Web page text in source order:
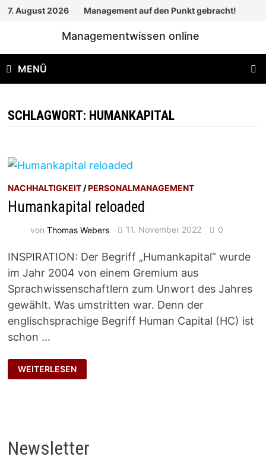
Zum
7. August 2026 Management auf den Punkt gebracht!
Managementwissen online
MENÜ
SCHLAGWORT: HUMANKAPITAL
NACHHALTIGKEIT /PERSONALMANAGEMENT
Humankapital reloaded
vonThomas Webers 11. November 2022 0
INSPIRATION: Der Begriff „Humankapital“ wurde
im Jahr 2004 von einem Gremium aus
Sprachwissenschaftlern zum Unwort des Jahres
gewählt. Was umstritten war. Denn der
englischsprachige Begriff Human Capital (HC) ist
schon …
HUMANKAPITAL
RELOADED
WEITERLESEN
Newsletter